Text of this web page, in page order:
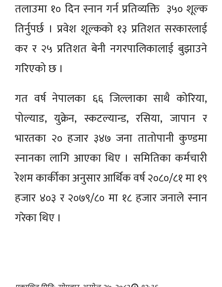
तलाउमा १० दिन स्नान गर्न प्रतिव्यक्ति ३५० शूल्क
तिर्नुपर्छ । प्रवेश शूल्कको १३ प्रतिशत सरकारलाई
कर र २५ प्रतिशत बेनी नगरपालिकालाई बुझाउने
गरिएको छ ।
गत वर्ष नेपालका ६६ जिल्लाका साथै कोरिया,
पोल्याड, युक्रेन, स्कटल्यान्ड, रसिया, जापान र
भारतका २० हजार ३४७ जना तातोपानी कुण्डमा
स्नानका लागि आएका थिए । समितिका कर्मचारी
रेशम कार्कीका अनुसार आर्थिक वर्ष २०८०/८१ मा १९
हजार ४०३ र २०७९/८० मा १८ हजार जनाले स्नान
गरेका थिए ।